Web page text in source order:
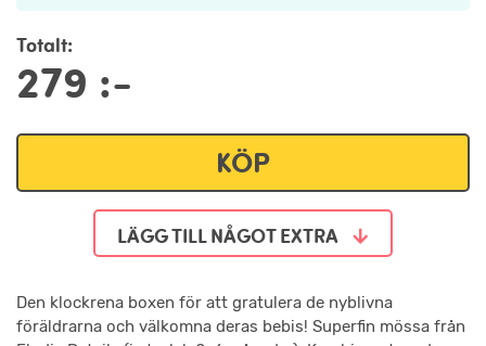
Den klockrena boxen för att gratulera de nyblivna
föräldrarna och välkomna deras bebis! Superfin mössa från
Totalt:
279 :-
KÖP
LÄGG TILL NÅGOT EXTRA